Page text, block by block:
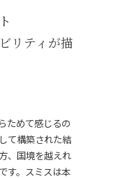
リティが描
ためて感じるの
て構築された結
、国境を越えれ
す。スミスは本